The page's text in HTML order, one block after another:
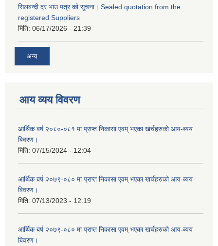
सिलबन्दी दर भाउ पत्र को सूचना। Sealed quotation from the
registered Suppliers
मिति: 06/17/2026 - 21:39
अन्य
आय व्यय विवरण
आर्थिक बर्ष २०८०-०८१ मा प्राप्त निकासा एवम् भएका खर्चहरुको आय-ब्यय
बिवरण।
मिति: 07/15/2024 - 12:04
आर्थिक बर्ष २०७९-०८० मा प्राप्त निकासा एवम् भएका खर्चहरुको आय-ब्यय
बिवरण।
मिति: 07/13/2023 - 12:19
आर्थिक बर्ष २०७९-०८० मा प्राप्त निकासा एवम् भएका खर्चहरुको आय-ब्यय
बिवरण।